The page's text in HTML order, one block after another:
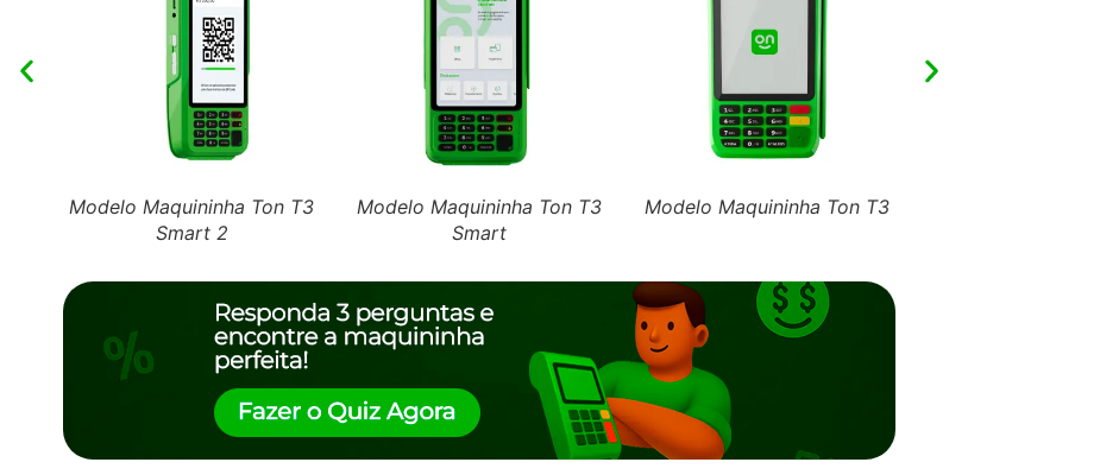
Modelo Maquininha Ton T3
Smart 2
Modelo Maquininha Ton T3
Smart
Modelo Maquininha Ton T3